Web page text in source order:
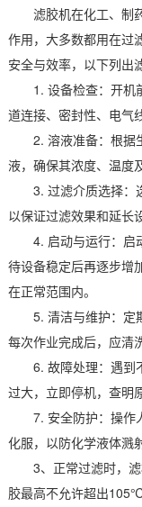
滤胶机在化工、制药
作用，大多数都用在过
安全与效率，以下列出
1. 设备检查：开机
道连接、密封性、电气
2. 溶液准备：根据
液，确保其浓度、温度
3. 过滤介质选择：选
以保证过滤效果和延长
4. 启动与运行：启动
待设备稳定后再逐步增
在正常范围内。
5. 清洁与维护：定期
每次作业完成后，应清
6. 故障处理：遇到
过大，立即停机，查明
7. 安全防护：操作
化服，以防化学液体溅
3、正常过滤时，滤
胶最高不允许超出105℃